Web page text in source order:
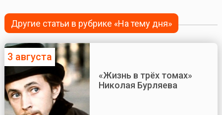
Другие статьи в рубрике «На тему дня»
3 августа
«Жизнь в трёх томах»
Николая Бурляева